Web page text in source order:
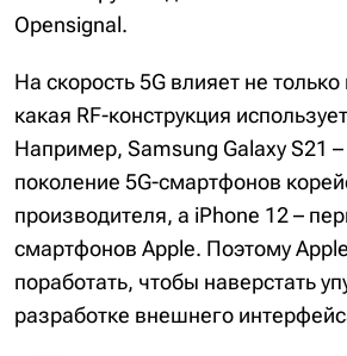
Opensignal.
На скорость 5G влияет не
какая RF-конструкция
Например, Samsung Galaxy S21 –
поколение 5G-смартфонов
производителя, а iPhone 12 –
смартфонов Apple. Поэтому
поработать, чтобы наверстать
разработке внешнего